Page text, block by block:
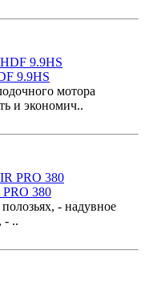
9.9HS
мотора
и экономич..
380
- надувное
- ..